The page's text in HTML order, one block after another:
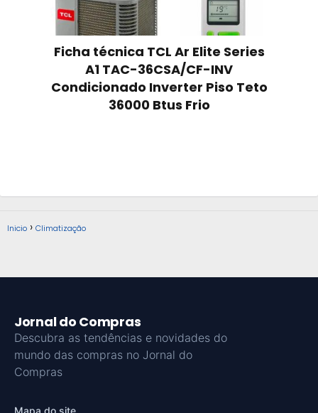
Ficha técnica TCL Ar Elite Series
A1 TAC-36CSA/CF-INV
Condicionado Inverter Piso Teto
36000 Btus Frio
Inicio Climatização
Jornal do Compras
Descubra as tendências e novidades do
mundo das compras no Jornal do
Compras
Mapa do site